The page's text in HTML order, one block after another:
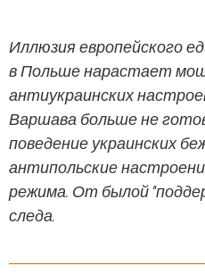
Иллюзия европейского
в Польше нарастает
антиукраинских
Варшава больше не
поведение украинских
антипольские
режима. От былой
следа.